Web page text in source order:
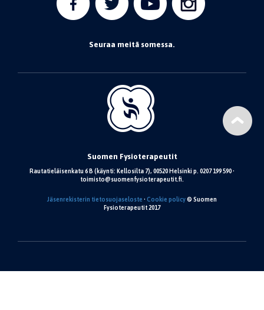
Seuraa meitä somessa.
Suomen Fysioterapeutit
Rautatieläisenkatu 6 B (käynti: Kellosilta 7), 00520 Helsinki p. 0207 199 590 •
toimisto@suomenfysioterapeutit.fi.
Jäsenrekisterin tietosuojaseloste • Cookie policy© Suomen
Fysioterapeutit 2017